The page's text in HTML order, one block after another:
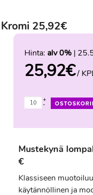
25,92€
Hinta: alv 0% |
25,92€/
-
+
Mustekynä
€
Klassiseen
käytännöllinen ja